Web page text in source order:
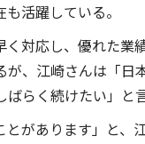
活躍している。
対応し、優れた業
、江崎さんは「日
らく続けたい」と言
があります」と、